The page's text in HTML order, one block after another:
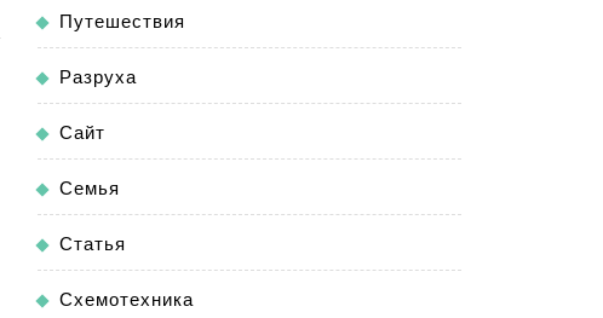
Путешествия
Разруха
Сайт
Семья
Статья
Схемотехника